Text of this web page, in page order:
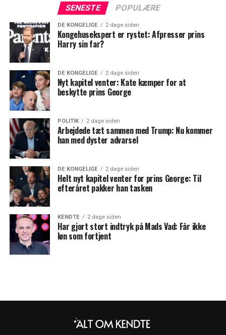
SENESTE POPULÆRE
DE KONGELIGE 2 dage siden
Kongehusekspert er rystet: Afpresser prins
Harry sin far?
DE KONGELIGE 2 dage siden
Nyt kapitel venter: Kate kæmper for at
beskytte prins George
POLITIK 2 dage siden
Arbejdede tæt sammen med Trump: Nu kommer
han med dyster advarsel
DE KONGELIGE 2 dage siden
Helt nyt kapitel venter for prins George: Til
efteråret pakker han tasken
KENDTE 2 dage siden
Har gjort stort indtryk på Mads Vad: Får ikke
løn som fortjent